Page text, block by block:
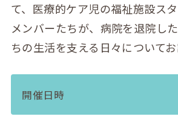
て、医療的ケア児の福祉施設ス
メンバーたちが、病院を退院し
ちの生活を支える日々についてお
開催日時